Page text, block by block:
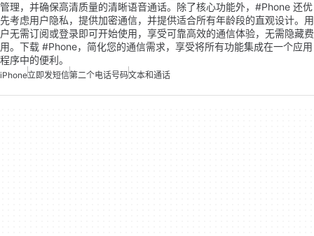
管理，并确保高清质量的清晰语音通话。除了核心功能外，#Phone 还优
先考虑用户隐私，提供加密通信，并提供适合所有年龄段的直观设计。用
户无需订阅或登录即可开始使用，享受可靠高效的通信体验，无需隐藏费
用。下载 #Phone，简化您的通信需求，享受将所有功能集成在一个应用
程序中的便利。
iPhone立即发短信第二个电话号码文本和通话